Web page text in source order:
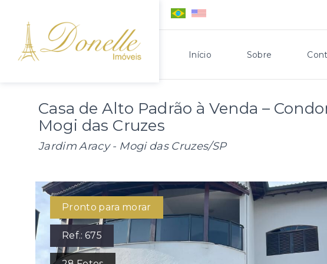
Início Sobre
Casa de Alto Padrão à Venda –
Mogi das Cruzes
Jardim Aracy - Mogi das Cruzes/SP
Pronto para morar
Ref.:675